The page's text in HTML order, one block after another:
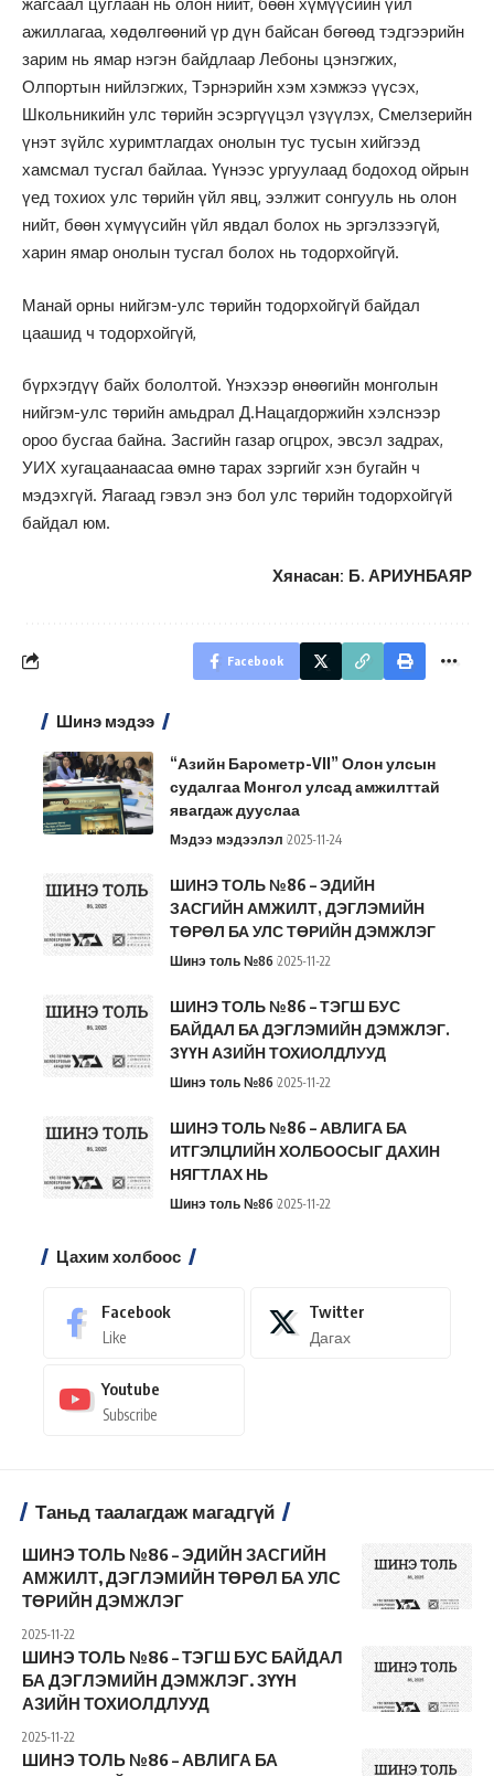
ажиллагаа, хөдөлгөөний үр дүн байсан бөгөөд тэдгээрийн
зарим нь ямар нэгэн байдлаар Лебоны цэнэгжих,
Олпортын нийлэгжих, Тэрнэрийн хэм хэмжээ үүсэх,
Школьникийн улс төрийн эсэргүүцэл үзүүлэх, Смелзерийн
үнэт зүйлс хуримтлагдах онолын тус тусын хийгээд
хамсмал тусгал байлаа. Үүнээс ургуулаад бодоход ойрын
үед тохиох улс төрийн үйл явц, ээлжит сонгууль нь олон
нийт, бөөн хүмүүсийн үйл явдал болох нь эргэлзээгүй,
харин ямар онолын тусгал болох нь тодорхойгүй.
Манай орны нийгэм-улс төрийн тодорхойгүй байдал
цаашид ч тодорхойгүй,
бүрхэгдүү байх бололтой. Үнэхээр өнөөгийн монголын
нийгэм-улс төрийн амьдрал Д.Нацагдоржийн хэлснээр
ороо бусгаа байна. Засгийн газар огцрох, эвсэл задрах,
УИХ хугацаанаасаа өмнө тарах зэргийг хэн бугайн ч
мэдэхгүй. Яагаад гэвэл энэ бол улс төрийн тодорхойгүй
байдал юм.
Хянасан: Б. АРИУНБАЯР
Facebook
Шинэ мэдээ
“Азийн Барометр-VII” Олон улсын
судалгаа Монгол улсад амжилттай
явагдаж дууслаа
Мэдээ мэдээлэл 2025-11-24
ШИНЭ ТОЛЬ №86 – ЭДИЙН
ЗАСГИЙН АМЖИЛТ, ДЭГЛЭМИЙН
ТӨРӨЛ БА УЛС ТӨРИЙН ДЭМЖЛЭГ
Шинэ толь №86 2025-11-22
ШИНЭ ТОЛЬ №86 – ТЭГШ БУС
БАЙДАЛ БА ДЭГЛЭМИЙН ДЭМЖЛЭГ.
ЗҮҮН АЗИЙН ТОХИОЛДЛУУД
Шинэ толь №86 2025-11-22
ШИНЭ ТОЛЬ №86 – АВЛИГА БА
ИТГЭЛЦЛИЙН ХОЛБООСЫГ ДАХИН
НЯГТЛАХ НЬ
Шинэ толь №86 2025-11-22
Цахим холбоос
Facebook
Like
Twitter
Дагах
Youtube
Subscribe
Таньд таалагдаж магадгүй
ШИНЭ ТОЛЬ №86 – ЭДИЙН ЗАСГИЙН
АМЖИЛТ, ДЭГЛЭМИЙН ТӨРӨЛ БА УЛС
ТӨРИЙН ДЭМЖЛЭГ
2025-11-22
ШИНЭ ТОЛЬ №86 – ТЭГШ БУС БАЙДАЛ
БА ДЭГЛЭМИЙН ДЭМЖЛЭГ. ЗҮҮН
АЗИЙН ТОХИОЛДЛУУД
2025-11-22
ШИНЭ ТОЛЬ №86 – АВЛИГА БА